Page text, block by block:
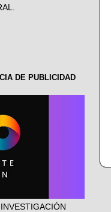
DE PUBLICIDAD